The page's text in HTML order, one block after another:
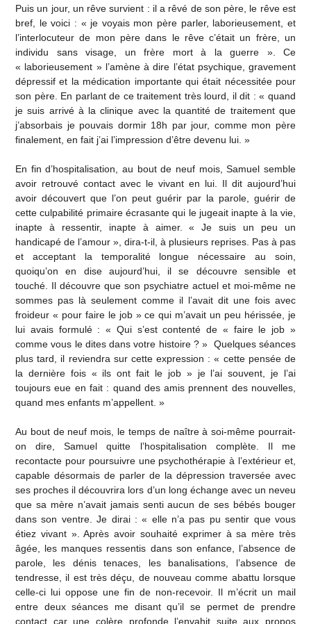
Puis un jour, un rêve survient : il a rêvé de son père, le rêve est
bref, le voici : « je voyais mon père parler, laborieusement, et
l’interlocuteur de mon père dans le rêve c’était un frère, un
individu sans visage, un frère mort à la guerre ». Ce
« laborieusement » l’amène à dire l’état psychique, gravement
dépressif et la médication importante qui était nécessitée pour
son père. En parlant de ce traitement très lourd, il dit : « quand
je suis arrivé à la clinique avec la quantité de traitement que
j’absorbais je pouvais dormir 18h par jour, comme mon père
finalement, en fait j’ai l’impression d’être devenu lui. »
En fin d’hospitalisation, au bout de neuf mois, Samuel semble
avoir retrouvé contact avec le vivant en lui. Il dit aujourd’hui
avoir découvert que l’on peut guérir par la parole, guérir de
cette culpabilité primaire écrasante qui le jugeait inapte à la vie,
inapte à ressentir, inapte à aimer. « Je suis un peu un
handicapé de l’amour », dira-t-il, à plusieurs reprises. Pas à pas
et acceptant la temporalité longue nécessaire au soin,
quoiqu’on en dise aujourd’hui, il se découvre sensible et
touché. Il découvre que son psychiatre actuel et moi-même ne
sommes pas là seulement comme il l’avait dit une fois avec
froideur « pour faire le job » ce qui m’avait un peu hérissée, je
lui avais formulé : « Qui s’est contenté de « faire le job »
comme vous le dites dans votre histoire ? » Quelques séances
plus tard, il reviendra sur cette expression : « cette pensée de
la dernière fois « ils ont fait le job » je l’ai souvent, je l’ai
toujours eue en fait : quand des amis prennent des nouvelles,
quand mes enfants m’appellent. »
Au bout de neuf mois, le temps de naître à soi-même pourrait-
on dire, Samuel quitte l’hospitalisation complète. Il me
recontacte pour poursuivre une psychothérapie à l’extérieur et,
capable désormais de parler de la dépression traversée avec
ses proches il découvrira lors d’un long échange avec un neveu
que sa mère n’avait jamais senti aucun de ses bébés bouger
dans son ventre. Je dirai : « elle n’a pas pu sentir que vous
étiez vivant ». Après avoir souhaité exprimer à sa mère très
âgée, les manques ressentis dans son enfance, l’absence de
parole, les dénis tenaces, les banalisations, l’absence de
tendresse, il est très déçu, de nouveau comme abattu lorsque
celle-ci lui oppose une fin de non-recevoir. Il m’écrit un mail
entre deux séances me disant qu’il se permet de prendre
contact car une colère profonde l’envahit suite aux propos